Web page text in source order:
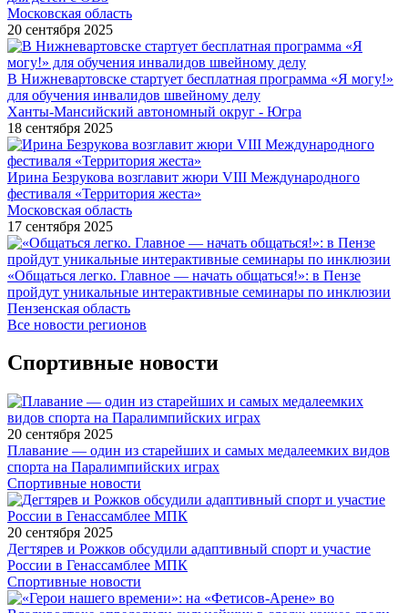
Московская область
20 сентября 2025
В Нижневартовске стартует бесплатная программа «Я могу!»
для обучения инвалидов швейному делу
Ханты-Мансийский автономный округ - Югра
18 сентября 2025
Ирина Безрукова возглавит жюри VIII Международного
фестиваля «Территория жеста»
Московская область
17 сентября 2025
«Общаться легко. Главное — начать общаться!»: в Пензе
пройдут уникальные интерактивные семинары по инклюзии
Пензенская область
Все новости регионов
Спортивные новости
20 сентября 2025
Плавание — один из старейших и самых медалеемких видов
спорта на Паралимпийских играх
Спортивные новости
20 сентября 2025
Дегтярев и Рожков обсудили адаптивный спорт и участие
России в Генассамблее МПК
Спортивные новости